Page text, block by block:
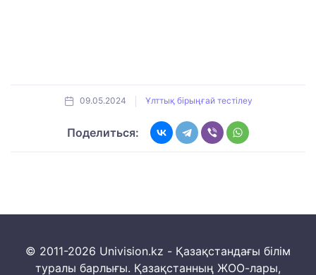
09.05.2024 Ұлттық бірыңғай тестілеу
Поделиться:
© 2011-2026 Univision.kz - Қазақстандағы білім
туралы барлығы. Қазақстанның ЖОО-лары,